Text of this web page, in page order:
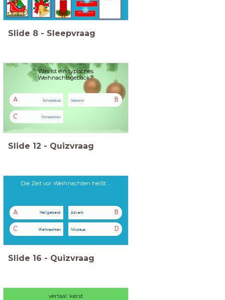
das Geschenk
das Renntier
Slide 8 - Sleepvraag
Was ist ein typisches
Weihnachtsgebäck?
A Schokokuss B
Ostereier
C Christstollen
Slide 12 - Quizvraag
Die Zeit vor Weihnachten heißt ...
A Heiligabend B
Advent
C Weihnachten D
Nikolaus
Slide 16 - Quizvraag
vertaal: kerst